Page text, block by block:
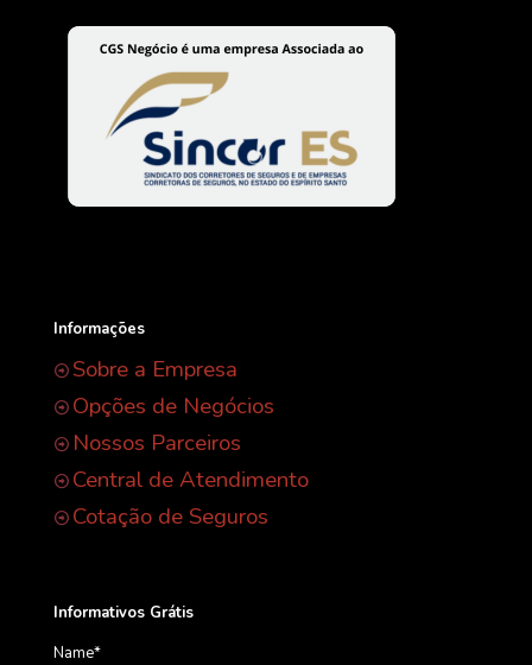
Informações
Sobre a Empresa
Opções de Negócios
Nossos Parceiros
Central de Atendimento
Cotação de Seguros
Informativos Grátis
Name*